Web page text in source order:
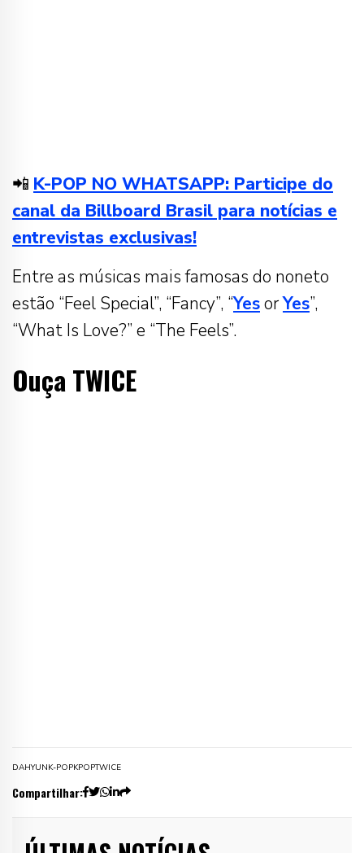
📲 K-POP NO WHATSAPP: Participe do
canal da Billboard Brasil para notícias e
entrevistas exclusivas!
Entre as músicas mais famosas do noneto
estão “Feel Special”, “Fancy”, “YesorYes”,
“What Is Love?” e “The Feels”.
Ouça TWICE
DAHYUNK-POPKPOPTWICE
Compartilhar: